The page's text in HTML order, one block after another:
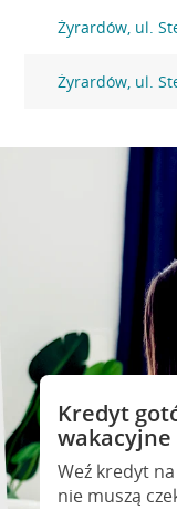
Żyrardów, ul.
Żyrardów, ul.
Kredyt
Weź kredyt
nie muszą